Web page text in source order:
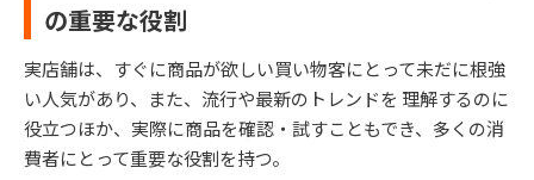
の重要な役割
実店舗は、すぐに商品が欲しい買い物客にとって未だに根強
い人気があり、また、流行や最新のトレンドを 理解するのに
役立つほか、実際に商品を確認・試すこともでき、多くの消
費者にとって重要な役割を持つ。